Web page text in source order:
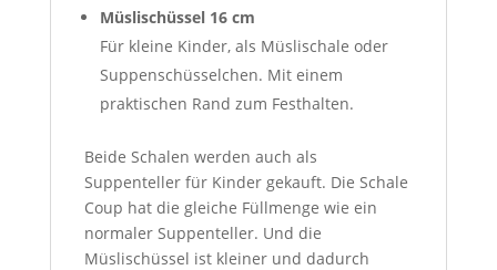
Müslischüssel 16 cm
Für kleine Kinder, als Müslischale oder
Suppenschüsselchen. Mit einem
praktischen Rand zum Festhalten.
Beide Schalen werden auch als
Suppenteller für Kinder gekauft. Die Schale
Coup hat die gleiche Füllmenge wie ein
normaler Suppenteller. Und die
Müslischüssel ist kleiner und dadurch